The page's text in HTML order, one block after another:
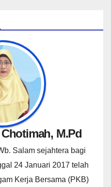
M.Pd
Salam sejahtera bagi
24 Januari 2017 telah
Kerja Bersama (PKB)